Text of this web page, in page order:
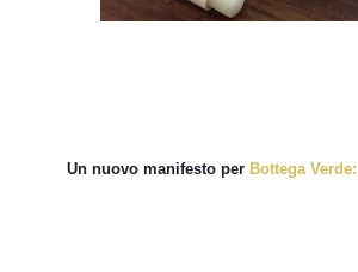
Un nuovo manifesto per Bottega Verde: